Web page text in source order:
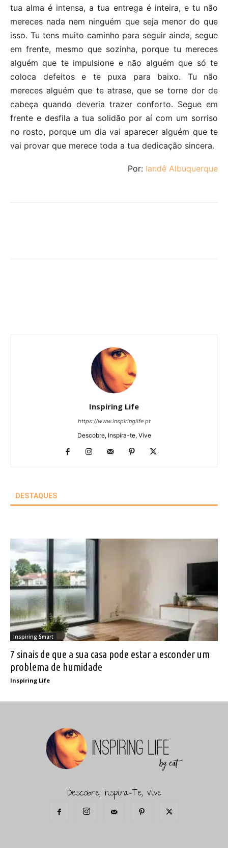
tua alma é intensa, a tua entrega é inteira, e tu não
mereces nada nem ninguém que seja menor do que
isso. Tu tens muito caminho para seguir ainda, segue
em frente, mesmo que sozinha, porque tu mereces
alguém que te impulsione e não alguém que só te
coloca defeitos e te puxa para baixo. Tu não
mereces alguém que te atrase, que se torne dor de
cabeça quando deveria trazer conforto. Segue em
frente e desfila a tua solidão por aí com um sorriso
no rosto, porque um dia vai aparecer alguém que te
vai provar que merece toda a tua dedicação sincera.
Por: Iandê Albuquerque
Inspiring Life
https://www.inspiringlife.pt
Descobre, Inspira-te, Vive
DESTAQUES
Inspiring Smart
7 sinais de que a sua casa pode estar a esconder um
problema de humidade
Inspiring Life
Descobre, Inspira-Te, Vive